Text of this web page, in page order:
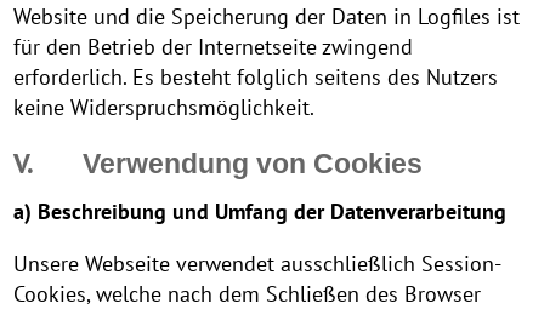
Website und die Speicherung der Daten in Logfiles ist
für den Betrieb der Internetseite zwingend
erforderlich. Es besteht folglich seitens des Nutzers
keine Widerspruchsmöglichkeit.
V. Verwendung von Cookies
a) Beschreibung und Umfang der Datenverarbeitung
Unsere Webseite verwendet ausschließlich Session-
Cookies, welche nach dem Schließen des Browser